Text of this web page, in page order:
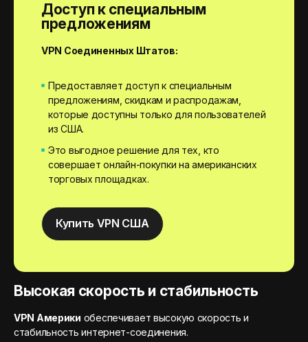
Доступ к специальным
предложениям
VPN Соединенных Штатов:
Предоставляет доступ к специальным
предложениям, скидкам и распродажам,
которые доступны только для пользователей
из США.
Это выгодное решение для тех, кто
совершает онлайн-покупки на американских
торговых площадках.
Купить VPN США
Высокая скорость и стабильность
VPN Америки обеспечивает высокую скорость и
стабильность интернет-соединения.